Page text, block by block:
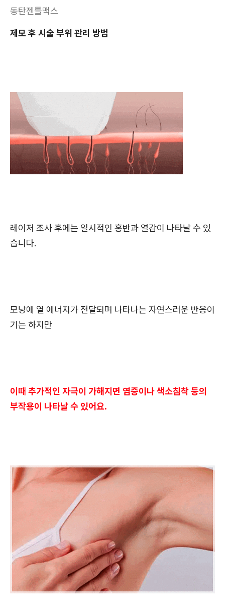
동탄젠틀맥스
제모 후 시술 부위 관리 방법
레이저 조사 후에는 일시적인 홍반과 열감이 나타날 수 있
습니다.
모낭에 열 에너지가 전달되며 나타나는 자연스러운 반응이
기는 하지만
이때 추가적인 자극이 가해지면 염증이나 색소침착 등의
부작용이 나타날 수 있어요.